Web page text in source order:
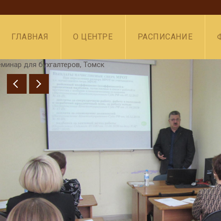
ГЛАВНАЯ О ЦЕНТРЕ РАСПИСАНИЕ
для бухгалтеров, Томск